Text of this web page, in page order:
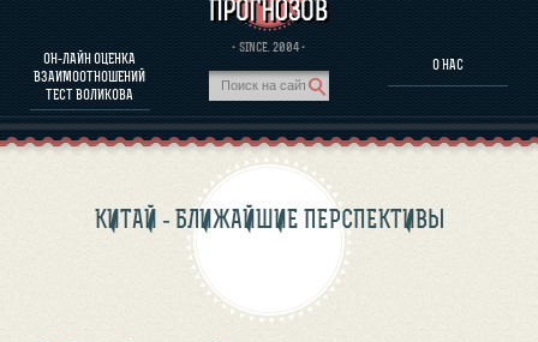
ОН-ЛАЙН ОЦЕНКА
ВЗАИМООТНОШЕНИЙ
ТЕСТ ВОЛИКОВА
· SINCE. 2004 ·
О НАС
ОЦЕНКА ХАРАКТЕРА ВЫДАЮЩИХСЯ ЛИЧНОСТЕЙ
О ПРОГРАММЕ
ПРОГНОЗЫ И АНАЛИТИКА
КИТАЙ - БЛИЖАЙШИЕ ПЕРСПЕКТИВЫ